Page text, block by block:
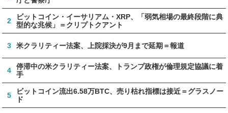
2
ビットコイン・イーサリアム・XRP、「弱気相場の最終段階に典
型的な兆候」＝クリプトクアント
3 米クラリティー法案、上院採決が9月まで延期＝報道
4
停滞中の米クラリティー法案、トランプ政権が倫理規定協議に着
手
5
ビットコイン流出6.58万BTC、売り枯れ指標は接近＝グラスノー
ド